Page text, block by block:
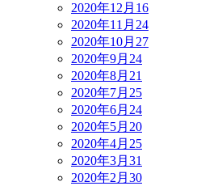
2020年12月 16
2020年11月 24
2020年10月 27
2020年9月 24
2020年8月 21
2020年7月 25
2020年6月 24
2020年5月 20
2020年4月 25
2020年3月 31
2020年2月 30